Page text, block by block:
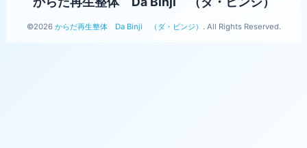
©2026 からだ再生整体 Da Binji （ダ・ビンジ） . All Rights Reserved.